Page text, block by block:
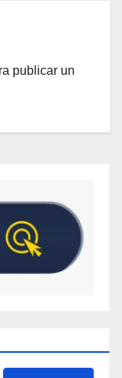
publicar un